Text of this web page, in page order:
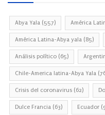
Abya Yala (557) América
América Latina-Abya yala (85)
Análisis político (65)
Chile-America latina-Abya Yala
Crisis del coronavirus (62)
Dulce Francia (63) Ecuador